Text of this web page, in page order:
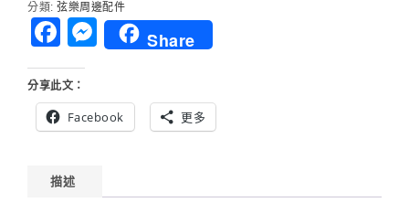
分類: 弦樂周邊配件
Facebook
Messenger
Share
分享此文：
Facebook 更多
描述